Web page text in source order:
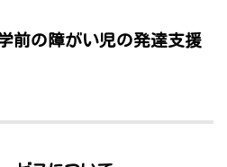
前の障がい児の発達支援